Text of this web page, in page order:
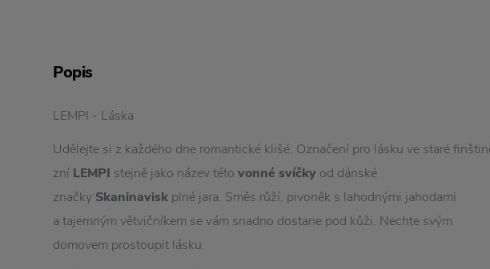
Popis
LEMPI - Láska
Udělejte si z každého dne romantické klišé. Označení pro lásku ve staré
zní LEMPI stejně jako název této vonné svíčky od dánské
značky Skaninavisk plné jara. Směs růží, pivoněk s lahodnými jahodami
a tajemným větvičníkem se vám snadno dostane pod kůži. Nechte svým
domovem prostoupit lásku.